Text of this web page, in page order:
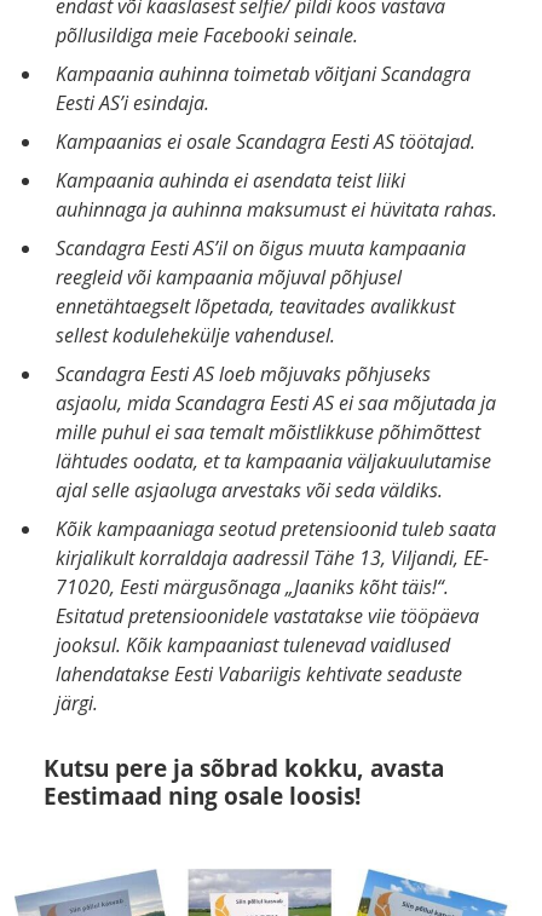
endast või kaaslasest selfie/ pildi koos vastava
põllusildiga meie Facebooki seinale.
Kampaania auhinna toimetab võitjani Scandagra
Eesti AS’i esindaja.
Kampaanias ei osale Scandagra Eesti AS töötajad.
Kampaania auhinda ei asendata teist liiki
auhinnaga ja auhinna maksumust ei hüvitata rahas.
Scandagra Eesti AS’il on õigus muuta kampaania
reegleid või kampaania mõjuval põhjusel
ennetähtaegselt lõpetada, teavitades avalikkust
sellest kodulehekülje vahendusel.
Scandagra Eesti AS loeb mõjuvaks põhjuseks
asjaolu, mida Scandagra Eesti AS ei saa mõjutada ja
mille puhul ei saa temalt mõistlikkuse põhimõttest
lähtudes oodata, et ta kampaania väljakuulutamise
ajal selle asjaoluga arvestaks või seda väldiks.
Kõik kampaaniaga seotud pretensioonid tuleb saata
kirjalikult korraldaja aadressil Tähe 13, Viljandi, EE-
71020, Eesti märgusõnaga „Jaaniks kõht täis!“.
Esitatud pretensioonidele vastatakse viie tööpäeva
jooksul. Kõik kampaaniast tulenevad vaidlused
lahendatakse Eesti Vabariigis kehtivate seaduste
järgi.
Kutsu pere ja sõbrad kokku, avasta
Eestimaad ning osale loosis!